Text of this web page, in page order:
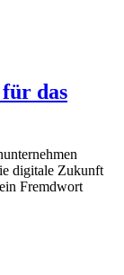
das
digitale Zukunft
Fremdwort